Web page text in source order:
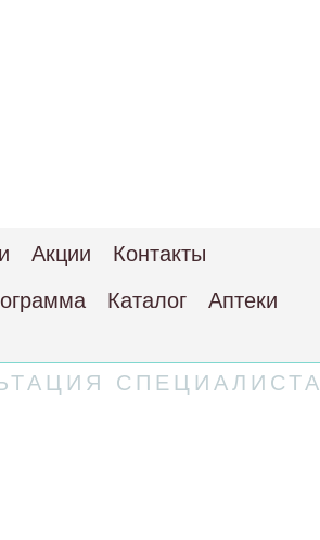
Акции
Контакты
Каталог Аптеки
СПЕЦИАЛИСТА